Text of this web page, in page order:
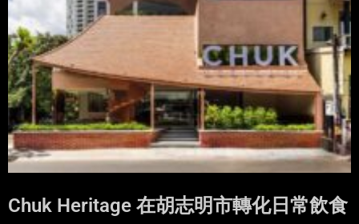
Chuk Heritage 在胡志明市轉化日常飲食